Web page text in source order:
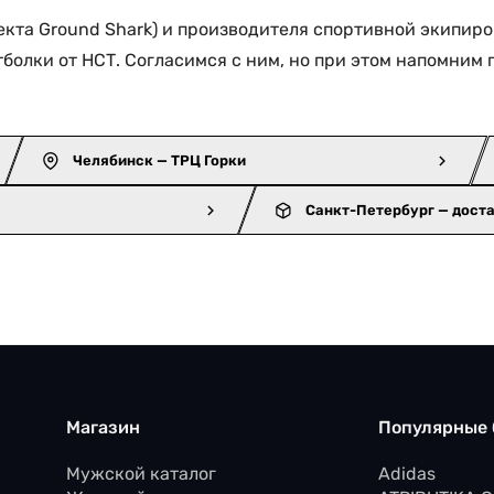
Ground Shark) и производителя спортивной
от НСТ. Согласимся с ним, но при этом
Челябинск — ТРЦ Горки
Санкт-Петербург —
Магазин
Мужской каталог
Популярные
Adidas